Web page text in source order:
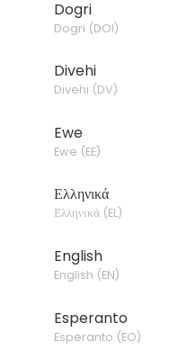
Dogri
Dogri (DOI)
Divehi
Divehi (DV)
Ewe
Ewe (EE)
Ελληνικά
Ελληνικά(EL)
English
English (EN)
Esperanto
Esperanto (EO)